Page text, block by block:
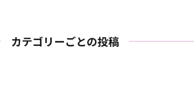
カテゴリーごとの投稿